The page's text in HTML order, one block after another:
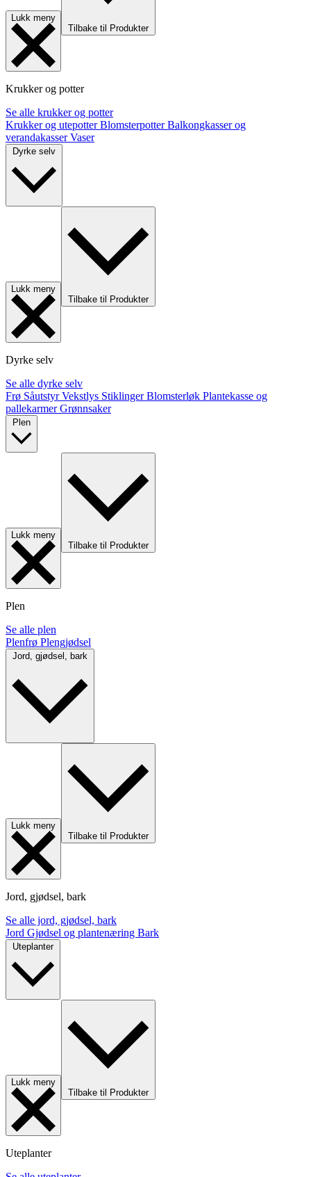
Lukk meny
Tilbake til Produkter
Krukker og potter
Se alle krukker og potter
Krukker og utepotterBlomsterpotterBalkongkasser og
verandakasserVaser
Lukk meny
Tilbake til Produkter
Dyrke selv
Se alle dyrke selv
Frø SåutstyrVekstlys StiklingerBlomsterløk Plantekasse og
pallekarmerGrønnsaker
Lukk meny
Tilbake til Produkter
Plen
Se alle plen
Plenfrø Plengjødsel
Lukk meny
Tilbake til Produkter
Jord, gjødsel, bark
Se alle jord, gjødsel, bark
Jord Gjødsel og plantenæring Bark
Uteplanter
Lukk meny
Tilbake til Produkter
Uteplanter